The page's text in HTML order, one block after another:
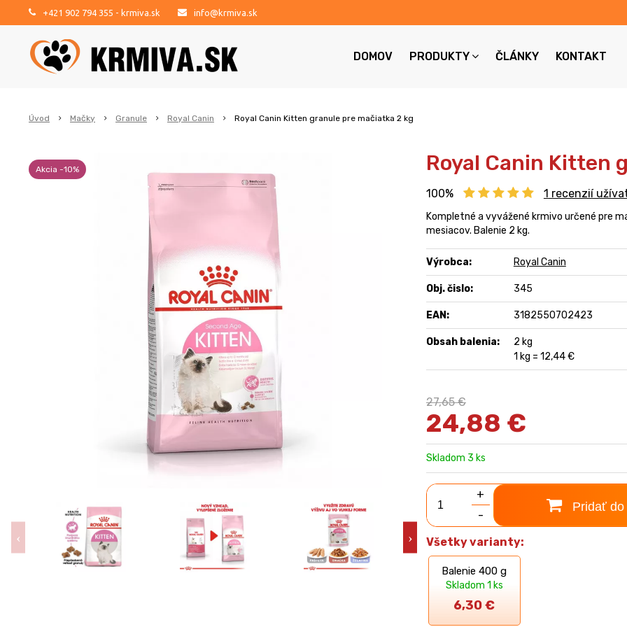
+421 902 794 355 - krmiva.sk info@krmiva.sk
DOMOV PRODUKTY ČLÁNKY KONTAKT
Úvod Mačky Granule Royal Canin Royal Canin Kitten granule pre mačiatka 2 kg
Akcia -10% Royal Canin Kitten
100% 1 recenzií
Kompletné a vyvážené krmivo určené pre
mesiacov. Balenie 2 kg.
Výrobca: Royal Canin
Obj. čislo: 345
EAN: 3182550702423
Obsah balenia:
2 kg
1 kg = 12,44 €
27,65 €
24,88 €
Skladom 3 ks
+
-
Pridať
Všetky varianty:
Balenie 400 g
Skladom 1 ks
6,30 €